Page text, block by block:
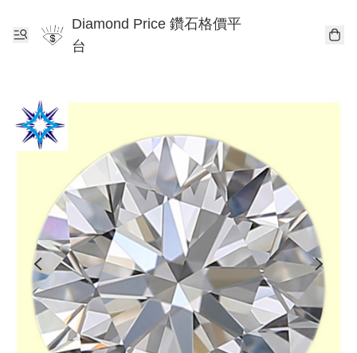
Diamond Price 鑽石格價平
台